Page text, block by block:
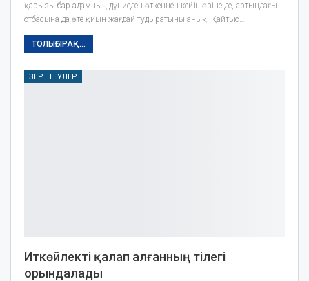
қарызы бар адамның дүниеден өткеннен кейін өзіне де, артындағы
отбасына да өте қиын жағдай тудыратыны анық. Қайтыс…
ТОЛЫҒЫРАҚ...
ЗЕРТТЕУЛЕР
Иткөйлекті қалап алғанның тілегі
орындалады